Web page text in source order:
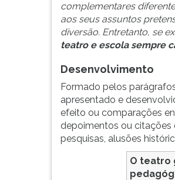
complementares
aos seus assuntos
diversão. Entretanto, se
teatro e escola sempre
Desenvolvimento
Formado pelos
apresentado e
efeito ou comparações
depoimentos ou citações
pesquisas, alusões
O teatro